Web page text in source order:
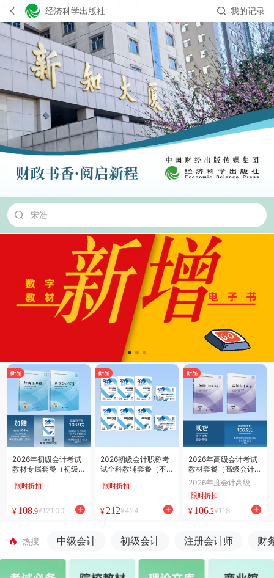
经济科学出版社 我的记录
中级会计
初级会计
注册会计师
宋浩
2026年初级会计考试
教材专属套餐（初级会
础68元+套餐专属思维
限时折扣
¥ 108.9¥121.00
2026初级会计职称考
试全科教辅套餐（不含
0题+模拟试题+一本通
限时折扣
¥ 212¥424
2026年高级会计考试
教材套餐（高级会计实
务80元+高级会计实务
案例38元）
2026年度会计高级级
职称考试教材
限时折扣
¥ 106.2¥118
热搜 中级会计 初级会计 注册会计师 财